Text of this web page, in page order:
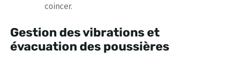
coincer.
Gestion des vibrations et
évacuation des poussières